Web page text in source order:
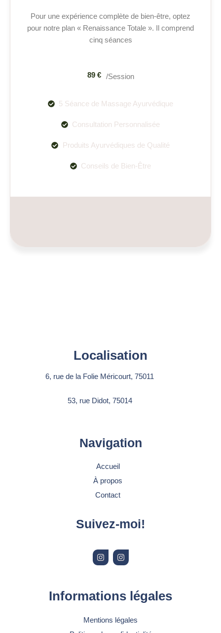
Pour une expérience complète de bien-être, optez
pour notre plan « Renaissance Totale ». Il comprend
cinq séances
89 € /Session
5 Séance de Massage Ayurvédique
Consultation Personnalisée
Produits Ayurvédiques de Qualité
Conseils de Bien-Être
Localisation
6, rue de la Folie Méricourt, 75011
53, rue Didot, 75014
Navigation
Accueil
À propos
Contact
Suivez-moi!
n
s
t
r
a
n
s
t
r
a
Informations légales
Mentions légales